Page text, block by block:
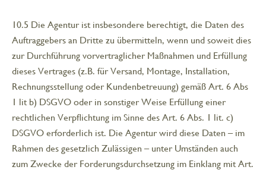
10.5 Die Agentur ist insbesondere berechtigt, die Daten des
Auftraggebers an Dritte zu übermitteln, wenn und soweit dies
zur Durchführung vorvertraglicher Maßnahmen und Erfüllung
dieses Vertrages (z.B. für Versand, Montage, Installation,
Rechnungsstellung oder Kundenbetreuung) gemäß Art. 6 Abs
1 lit b) DSGVO oder in sonstiger Weise Erfüllung einer
rechtlichen Verpflichtung im Sinne des Art. 6 Abs. 1 lit. c)
DSGVO erforderlich ist. Die Agentur wird diese Daten – im
Rahmen des gesetzlich Zulässigen – unter Umständen auch
zum Zwecke der Forderungsdurchsetzung im Einklang mit Art.